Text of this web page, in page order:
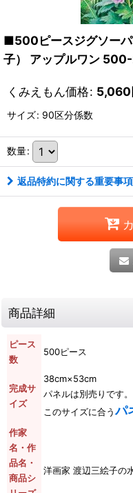
■500ピースジグソーパ
子） アップルワン
くみえもん価格: 5,060
サイズ: 90区分係数
数量:
返品特約に関する重要事項
商品詳細
ピース
数
500ピース
完成サ
イズ
38cm×53cm
パネルは別売りです。
このサイズに合うパ
作家
名・作
品名・
商品シ
洋画家 渡辺三絵子の